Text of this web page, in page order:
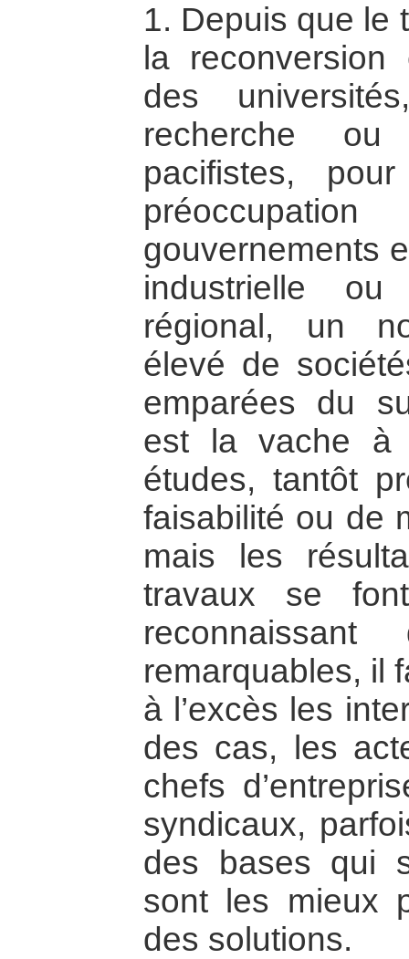
1. Depuis que le
la
des
recherche ou
pacifistes,
gouvernements
industrielle ou
régional, un
élevé de
emparées du
est la vache à
études, tantôt
faisabilité ou de
mais les
travaux se
reconnaissant
remarquables, il
à l’excès les
des cas, les
chefs
syndicaux,
des bases qui
sont les mieux
des solutions.